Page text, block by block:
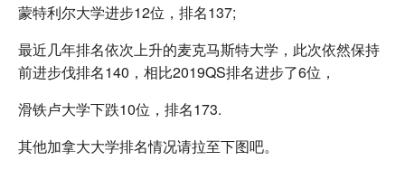
蒙特利尔大学进步12位，排名137;
最近几年排名依次上升的麦克马斯特大学，此次依然保持
前进步伐排名140，相比2019QS排名进步了6位，
滑铁卢大学下跌10位，排名173.
其他加拿大大学排名情况请拉至下图吧。